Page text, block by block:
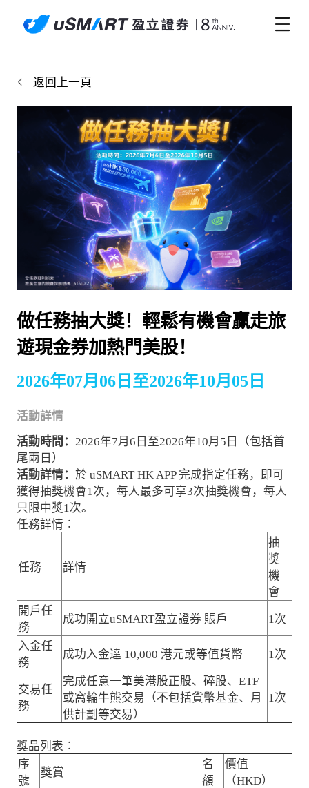
返回上一頁
做任務抽大獎！輕鬆有機會贏走旅
遊現金券加熱門美股！
2026年07月06日至2026年10月05日
活動詳情
活動時間： 2026年7月6日至2026年10月5日（包括首
尾兩日）
活動詳情： 於 uSMART HK APP 完成指定任務，即可
獲得抽獎機會1次，每人最多可享3次抽獎機會，每人
只限中獎1次。
任務詳情︰
任務 詳情
抽
獎
機
會
開戶任
務
成功開立uSMART盈立證券 賬戶 1次
入金任
務
成功入金達 10,000 港元或等值貨幣 1次
交易任
務
完成任意一筆美港股正股、碎股、ETF
或窩輪牛熊交易（不包括貨幣基金、月
供計劃等交易）
1次
獎品列表︰
序
號
獎賞
名
額
價值
（HKD）